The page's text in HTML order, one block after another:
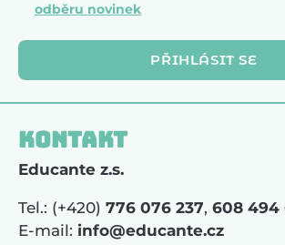
odběru novinek
PŘIHLÁSIT SE
Kontakt
Educante z.s.
Tel.: (+420) 776 076 237, 608 494
E-mail: info@educante.cz